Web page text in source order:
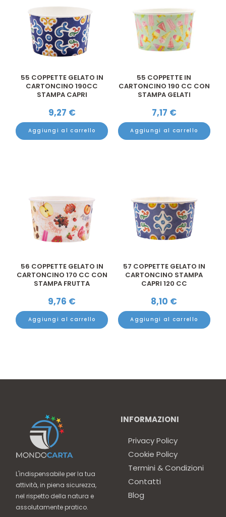
55 COPPETTE GELATO IN
CARTONCINO 190CC
STAMPA CAPRI
9,27 €
Aggiungi al carrello
55 COPPETTE IN
CARTONCINO 190 CC CON
STAMPA GELATI
7,17 €
Aggiungi al carrello
56 COPPETTE GELATO IN
CARTONCINO 170 CC CON
STAMPA FRUTTA
9,76 €
Aggiungi al carrello
57 COPPETTE GELATO IN
CARTONCINO STAMPA
CAPRI 120 CC
8,10 €
Aggiungi al carrello
L'indispensabile per la tua
attività, in piena sicurezza,
nel rispetto della natura e
assolutamente pratico.
INFORMAZIONI
Privacy Policy
Cookie Policy
Termini & Condizioni
Contatti
Blog